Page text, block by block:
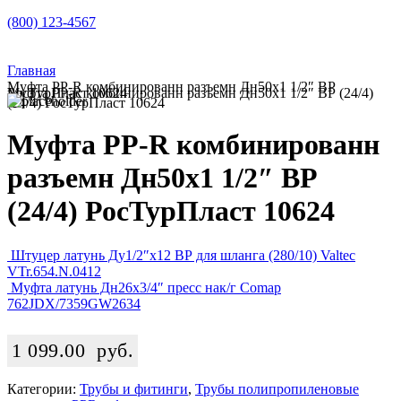
(800) 123-4567
Главная
Муфта PP-R комбинированн разъемн Дн50х1 1/2″ ВР
(24/4) РосТурПласт 10624
Муфта PP-R комбинированн разъемн Дн50х1 1/2″ ВР (24/4) РосТурПласт 10624
Муфта PP-R комбинированн
разъемн Дн50х1 1/2″ ВР
(24/4) РосТурПласт 10624
Штуцер латунь Ду1/2″х12 ВР для шланга (280/10) Valtec
VTr.654.N.0412
Муфта латунь Дн26х3/4″ пресс нак/г Comap
762JDX/7359GW2634
1 099.00 руб.
Категории: Трубы и фитинги, Трубы полипропиленовые